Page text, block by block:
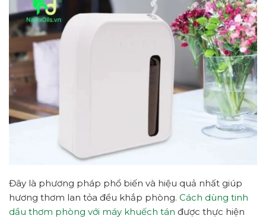
Đây là phương pháp phổ biến và hiệu quả nhất giúp
hương thơm lan tỏa đều khắp phòng. Cách dùng tinh
dầu thơm phòng với máy khuếch tán được thực hiện